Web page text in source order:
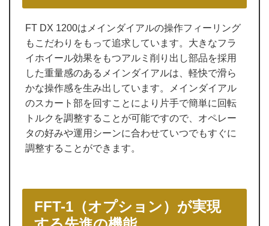
FT DX 1200はメインダイアルの操作フィーリング
もこだわりをもって追求しています。大きなフラ
イホイール効果をもつアルミ削り出し部品を採用
した重量感のあるメインダイアルは、軽快で滑ら
かな操作感を生み出しています。メインダイアル
のスカート部を回すことにより片手で簡単に回転
トルクを調整することが可能ですので、オペレー
タの好みや運用シーンに合わせていつでもすぐに
調整することができます。
FFT-1（オプション）が実現